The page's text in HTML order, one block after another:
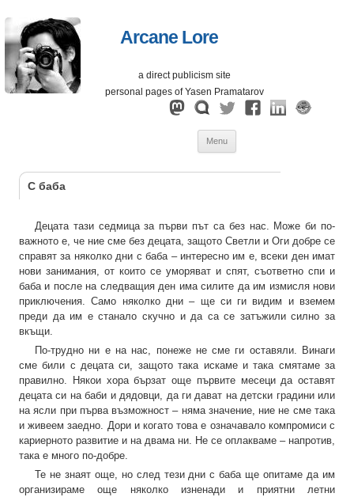
Arcane Lore
a direct publicism site
personal pages of Yasen Pramatarov
Menu
С баба
Децата тази седмица за първи път са без нас. Може би по-
важното е, че ние сме без децата, защото Светли и Оги добре се
справят за няколко дни с баба – интересно им е, всеки ден имат
нови занимания, от които се уморяват и спят, съответно спи и
баба и после на следващия ден има силите да им измисля нови
приключения. Само няколко дни – ще си ги видим и вземем
преди да им е станало скучно и да са се затъжили силно за
вкъщи.
По-трудно ни е на нас, понеже не сме ги оставяли. Винаги
сме били с децата си, защото така искаме и така смятаме за
правилно. Някои хора бързат още първите месеци да оставят
децата си на баби и дядовци, да ги дават на детски градини или
на ясли при първа възможност – няма значение, ние не сме така
и живеем заедно. Дори и когато това е означавало компромиси с
кариерното развитие и на двама ни. Не се оплакваме – напротив,
така е много по-добре.
Те не знаят още, но след тези дни с баба ще опитаме да им
организираме още няколко изненади и приятни летни